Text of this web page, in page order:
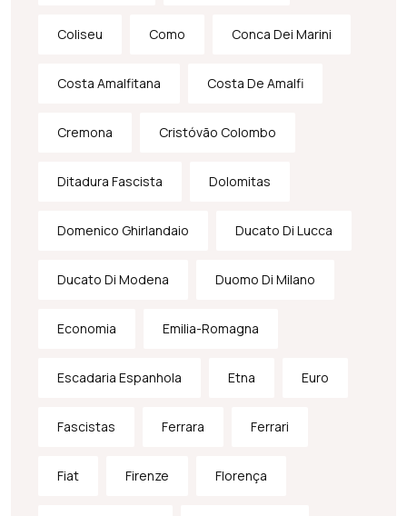
Coliseu Como Conca Dei Marini
Costa Amalfitana Costa De Amalfi
Cremona Cristóvão Colombo
Ditadura Fascista Dolomitas
Domenico Ghirlandaio Ducato Di Lucca
Ducato Di Modena Duomo Di Milano
Economia Emilia-Romagna
Escadaria Espanhola Etna Euro
Fascistas Ferrara Ferrari
Fiat Firenze Florença